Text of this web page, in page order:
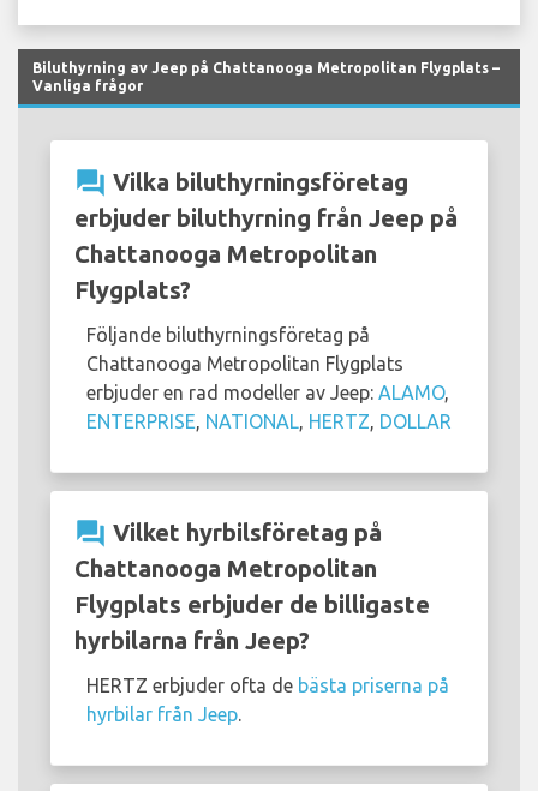
Biluthyrning av Jeep på Chattanooga Metropolitan Flygplats –
Vanliga frågor
question_answer Vilka biluthyrningsföretag
erbjuder biluthyrning från Jeep på
Chattanooga Metropolitan
Flygplats?
Följande biluthyrningsföretag på
Chattanooga Metropolitan Flygplats
erbjuder en rad modeller av Jeep: ALAMO,
ENTERPRISE NATIONAL HERTZ DOLLAR
question_answer Vilket hyrbilsföretag på
Chattanooga Metropolitan
Flygplats erbjuder de billigaste
hyrbilarna från Jeep?
HERTZ erbjuder ofta de bästa priserna på
hyrbilar från Jeep